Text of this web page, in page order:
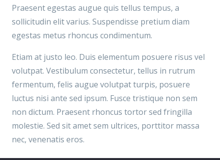
Praesent egestas augue quis tellus tempus, a
sollicitudin elit varius. Suspendisse pretium diam
egestas metus rhoncus condimentum.
Etiam at justo leo. Duis elementum posuere risus vel
volutpat. Vestibulum consectetur, tellus in rutrum
fermentum, felis augue volutpat turpis, posuere
luctus nisi ante sed ipsum. Fusce tristique non sem
non dictum. Praesent rhoncus tortor sed fringilla
molestie. Sed sit amet sem ultrices, porttitor massa
nec, venenatis eros.